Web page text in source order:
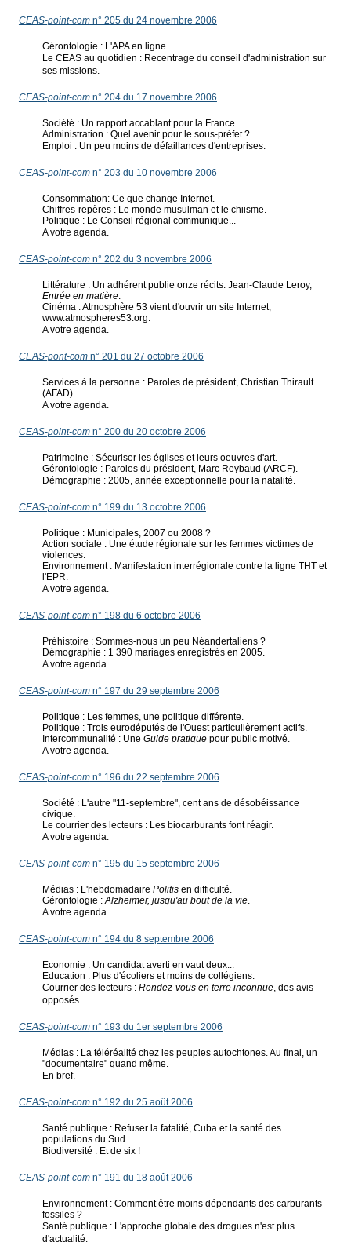
CEAS-point-comn° 205 du 24 novembre 2006
Gérontologie : L'APA en ligne.
Le CEAS au quotidien : Recentrage du conseil d'administration sur
ses missions.
CEAS-point-comn° 204 du 17 novembre 2006
Société : Un rapport accablant pour la France.
Administration : Quel avenir pour le sous-préfet ?
Emploi : Un peu moins de défaillances d'entreprises.
CEAS-point-comn° 203 du 10 novembre 2006
Consommation: Ce que change Internet.
Chiffres-repères : Le monde musulman et le chiisme.
Politique : Le Conseil régional communique...
A votre agenda.
CEAS-point-comn° 202 du 3 novembre 2006
Littérature : Un adhérent publie onze récits. Jean-Claude Leroy,
Entrée en matière.
Cinéma : Atmosphère 53 vient d'ouvrir un site Internet,
www.atmospheres53.org.
A votre agenda.
CEAS-pont-comn° 201 du 27 octobre 2006
Services à la personne : Paroles de président, Christian Thirault
(AFAD).
A votre agenda.
CEAS-point-comn° 200 du 20 octobre 2006
Patrimoine : Sécuriser les églises et leurs oeuvres d'art.
Gérontologie : Paroles du président, Marc Reybaud (ARCF).
Démographie : 2005, année exceptionnelle pour la natalité.
CEAS-point-comn° 199 du 13 octobre 2006
Politique : Municipales, 2007 ou 2008 ?
Action sociale : Une étude régionale sur les femmes victimes de
violences.
Environnement : Manifestation interrégionale contre la ligne THT et
l'EPR.
A votre agenda.
CEAS-point-comn° 198 du 6 octobre 2006
Préhistoire : Sommes-nous un peu Néandertaliens ?
Démographie : 1 390 mariages enregistrés en 2005.
A votre agenda.
CEAS-point-comn° 197 du 29 septembre 2006
Politique : Les femmes, une politique différente.
Politique : Trois eurodéputés de l'Ouest particulièrement actifs.
Intercommunalité : Une Guide pratiquepour public motivé.
A votre agenda.
CEAS-point-comn° 196 du 22 septembre 2006
Société : L'autre "11-septembre", cent ans de désobéissance
civique.
Le courrier des lecteurs : Les biocarburants font réagir.
A votre agenda.
CEAS-point-comn° 195 du 15 septembre 2006
Médias : L'hebdomadaire Politisen difficulté.
Gérontologie :Alzheimer, jusqu'au bout de la vie.
A votre agenda.
CEAS-point-comn° 194 du 8 septembre 2006
Economie : Un candidat averti en vaut deux...
Education : Plus d'écoliers et moins de collégiens.
Courrier des lecteurs : Rendez-vous en terre inconnue, des avis
opposés.
CEAS-point-comn° 193 du 1er septembre 2006
Médias : La téléréalité chez les peuples autochtones. Au final, un
"documentaire" quand même.
En bref.
CEAS-point-comn° 192 du 25 août 2006
Santé publique : Refuser la fatalité, Cuba et la santé des
populations du Sud.
Biodiversité : Et de six !
CEAS-point-comn° 191 du 18 août 2006
Environnement : Comment être moins dépendants des carburants
fossiles ?
Santé publique : L'approche globale des drogues n'est plus
d'actualité.